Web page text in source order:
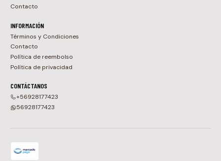
Contacto
INFORMACIÓN
Términos y Condiciones
Contacto
Política de reembolso
Política de privacidad
CONTÁCTANOS
+56928177423
56928177423